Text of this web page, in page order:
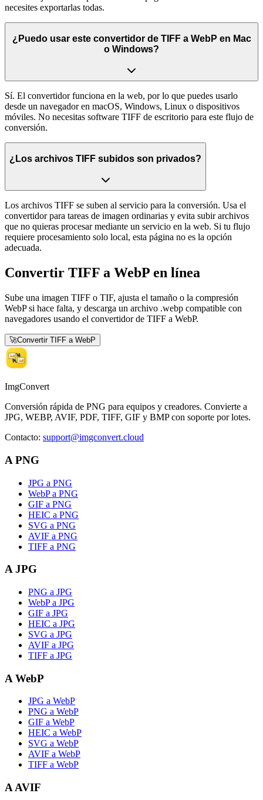
necesites exportarlas todas.
¿Puedo usar este convertidor de TIFF a WebP en Mac
o Windows?
Sí. El convertidor funciona en la web, por lo que puedes usarlo
desde un navegador en macOS, Windows, Linux o dispositivos
móviles. No necesitas software TIFF de escritorio para este flujo de
conversión.
¿Los archivos TIFF subidos son privados?
Los archivos TIFF se suben al servicio para la conversión. Usa el
convertidor para tareas de imagen ordinarias y evita subir archivos
que no quieras procesar mediante un servicio en la web. Si tu flujo
requiere procesamiento solo local, esta página no es la opción
adecuada.
Convertir TIFF a WebP en línea
Sube una imagen TIFF o TIF, ajusta el tamaño o la compresión
WebP si hace falta, y descarga un archivo .webp compatible con
navegadores usando el convertidor de TIFF a WebP.
🚀Convertir TIFF a WebP
ImgConvert
Conversión rápida de PNG para equipos y creadores. Convierte a
JPG, WEBP, AVIF, PDF, TIFF, GIF y BMP con soporte por lotes.
Contacto: support@imgconvert.cloud
A PNG
JPG a PNG
WebP a PNG
GIF a PNG
HEIC a PNG
SVG a PNG
AVIF a PNG
TIFF a PNG
A JPG
PNG a JPG
WebP a JPG
GIF a JPG
HEIC a JPG
SVG a JPG
AVIF a JPG
TIFF a JPG
A WebP
JPG a WebP
PNG a WebP
GIF a WebP
HEIC a WebP
SVG a WebP
AVIF a WebP
TIFF a WebP
A AVIF